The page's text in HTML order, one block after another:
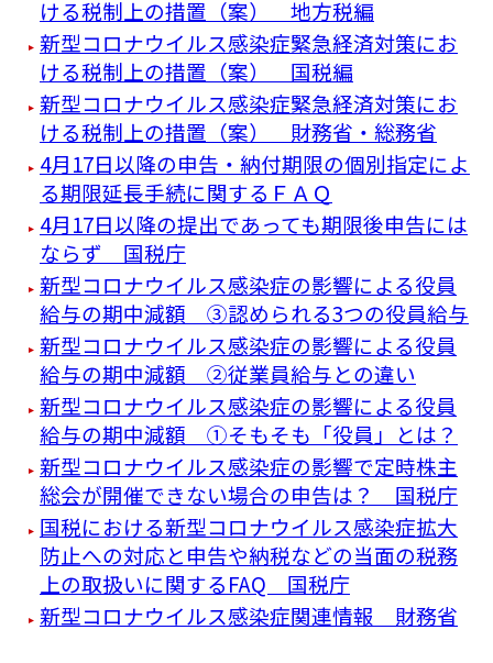
ける税制上の措置（案） 地方税編
新型コロナウイルス感染症緊急経済対策にお
ける税制上の措置（案） 国税編
新型コロナウイルス感染症緊急経済対策にお
ける税制上の措置（案） 財務省・総務省
4月17日以降の申告・納付期限の個別指定によ
る期限延長手続に関するＦＡＱ
4月17日以降の提出であっても期限後申告には
ならず 国税庁
新型コロナウイルス感染症の影響による役員
給与の期中減額 ③認められる3つの役員給与
新型コロナウイルス感染症の影響による役員
給与の期中減額 ②従業員給与との違い
新型コロナウイルス感染症の影響による役員
給与の期中減額 ①そもそも「役員」とは？
新型コロナウイルス感染症の影響で定時株主
総会が開催できない場合の申告は？ 国税庁
国税における新型コロナウイルス感染症拡大
防止への対応と申告や納税などの当面の税務
上の取扱いに関するFAQ 国税庁
新型コロナウイルス感染症関連情報 財務省